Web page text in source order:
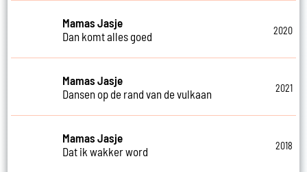
Mamas Jasje
Dan komt alles goed
2020
Mamas Jasje
Dansen op de rand van de vulkaan
2021
Mamas Jasje
Dat ik wakker word
2018